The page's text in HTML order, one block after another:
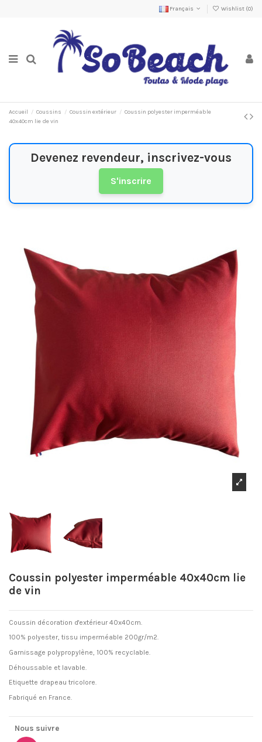
Français Wishlist (0)
Accueil Coussins Coussin extérieur
Coussin polyester imperméable
40x40cm lie de vin
Devenez revendeur, inscrivez-vous
S'inscrire
Coussin polyester imperméable 40x40cm lie
de vin
Coussin décoration d'extérieur 40x40cm.
100% polyester, tissu imperméable 200gr/m2.
Garnissage polypropylène, 100% recyclable.
Déhoussable et lavable.
Etiquette drapeau tricolore.
Fabriqué en France.
Nous suivre